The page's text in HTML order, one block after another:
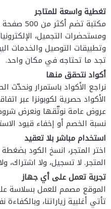
تغطية واسعة للمتاجر
مكتبة
ومستحضرات التجميل،
وتطبيقات التوصيل والخدمات
تجد ما تحتاجه في مكان واحد.
أكواد نتحقق منها
نراجع الأكواد باستمرار
الأكواد حصرية لكوبونزا عبر
عروض عامة نوثّقها ونعرض
نسبة الخصم أو إخفاء قيود
استخدام مباشر بلا تعقيد
اختر المتجر، انسخ الكود
المتجر. لا تسجيل، ولا
تجربة تعمل على أي جهاز
الموقع مصمم للعمل بسلاسة
تأتي أغلبية زياراتنا،